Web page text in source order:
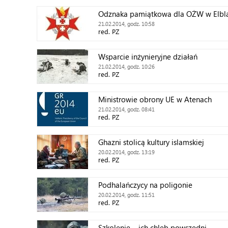
Odznaka pamiątkowa dla OŻW w
21.02.2014, godz. 10:58
red. PZ
Wsparcie inżynieryjne działań
21.02.2014, godz. 10:26
red. PZ
Ministrowie obrony UE w Atenach
21.02.2014, godz. 08:41
red. PZ
Ghazni stolicą kultury islamskiej
20.02.2014, godz. 13:19
red. PZ
Podhalańczycy na poligonie
20.02.2014, godz. 11:51
red. PZ